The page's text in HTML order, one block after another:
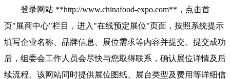
登录网站 **http://www.chinafood-expo.com**，点击首
页"展商中心"栏目，进入"在线预定展位"页面，按照系统提示
填写企业名称、品牌信息、展位需求等内容并提交。提交成功
后，组委会工作人员会尽快与您取得联系，确认展位详情及后
续流程。该网站同时提供展位图纸、展台类型及费用等详细信